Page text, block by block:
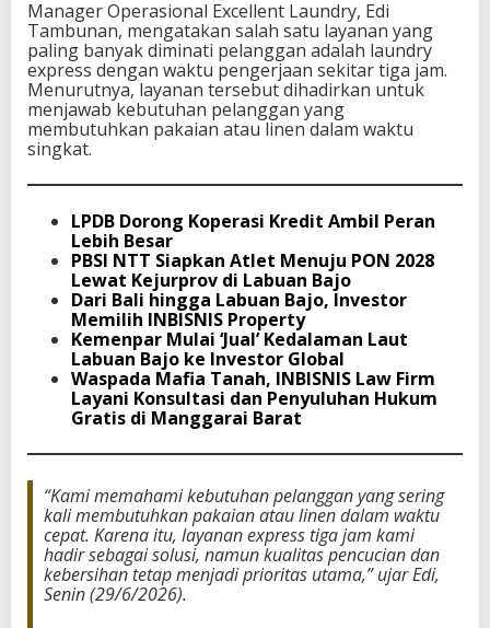
y
a
Manager Operasional Excellent Laundry, Edi
Tambunan, mengatakan salah satu layanan yang
paling banyak diminati pelanggan adalah laundry
express dengan waktu pengerjaan sekitar tiga jam.
Menurutnya, layanan tersebut dihadirkan untuk
menjawab kebutuhan pelanggan yang
membutuhkan pakaian atau linen dalam waktu
singkat.
LPDB Dorong Koperasi Kredit Ambil Peran
Lebih Besar
PBSI NTT Siapkan Atlet Menuju PON 2028
Lewat Kejurprov di Labuan Bajo
Dari Bali hingga Labuan Bajo, Investor
Memilih INBISNIS Property
Kemenpar Mulai ‘Jual’ Kedalaman Laut
Labuan Bajo ke Investor Global
Waspada Mafia Tanah, INBISNIS Law Firm
Layani Konsultasi dan Penyuluhan Hukum
Gratis di Manggarai Barat
“Kami memahami kebutuhan pelanggan yang sering
kali membutuhkan pakaian atau linen dalam waktu
cepat. Karena itu, layanan express tiga jam kami
hadir sebagai solusi, namun kualitas pencucian dan
kebersihan tetap menjadi prioritas utama,” ujar Edi,
Senin (29/6/2026).